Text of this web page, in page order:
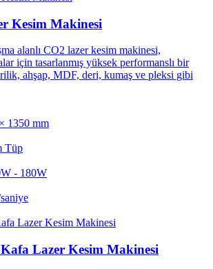
Kesim Makinesi
alanlı CO2 lazer kesim makinesi,
için tasarlanmış yüksek performanslı bir
ahşap, MDF, deri, kumaş ve pleksi gibi
1350 mm
Tüp
- 180W
Lazer Kesim Makinesi